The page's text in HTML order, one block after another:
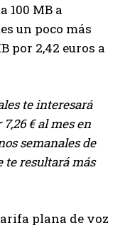
100 MB a
un poco más
por 2,42 euros a
te interesará
€ al mes en
semanales de
te resultará más
plana de voz